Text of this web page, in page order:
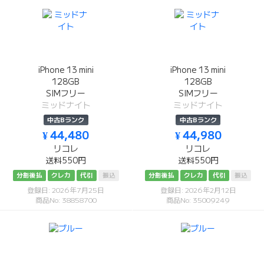
iPhone 13 mini
128GB
SIMフリー
ミッドナイト
中古Bランク
¥ 44,480
リコレ
送料550円
分割後払 クレカ 代引 振込
登録日: 2026年7月25日
商品No: 38858700
iPhone 13 mini
128GB
SIMフリー
ミッドナイト
中古Bランク
¥ 44,980
リコレ
送料550円
分割後払 クレカ 代引 振込
登録日: 2026年2月12日
商品No: 35009249